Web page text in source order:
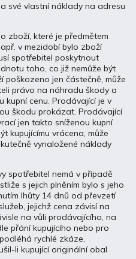
své vlastní náklady na adresu
zboží, které je předmětem
v mezidobí bylo zboží
spotřebitel poskytnout
toho, co již nemůže být
poškozeno jen částečně, může
právo na náhradu škody a
kupní cenu. Prodávající je v
škodu prokázat. Prodávající
jen takto sníženou kupní
kupujícímu vrácena, může
vynaložené náklady
spotřebitel nemá v případě
s jejich plněním bylo s jeho
lhůty 14 dnů od převzetí
jejichž cena závisí na
na vůli prodávajícího, na
přání kupujícího nebo pro
rychlé zkáze,
li kupující originální obal